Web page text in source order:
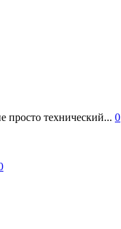
просто технический... 0